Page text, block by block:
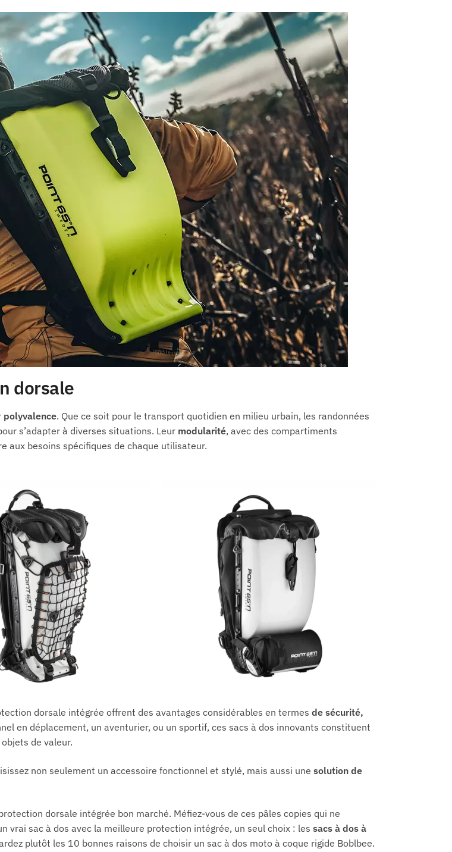
dorsale
polyvalence. Que ce soit pour le transport quotidien en milieu urbain, les randonnées
s’adapter à diverses situations. Leur modularité, avec des compartiments
aux besoins spécifiques de chaque utilisateur.
dorsale intégrée offrent des avantages considérables en termes de sécurité,
en déplacement, un aventurier, ou un sportif, ces sacs à dos innovants constituent
de valeur.
non seulement un accessoire fonctionnel et stylé, mais aussi une solution de
dorsale intégrée bon marché. Méfiez-vous de ces pâles copies qui ne
vrai sac à dos avec la meilleure protection intégrée, un seul choix : les sacs à dos à
plutôt les 10 bonnes raisons de choisir un sac à dos moto à coque rigide Boblbee.